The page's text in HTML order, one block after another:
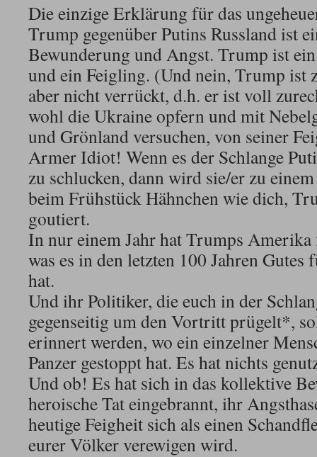
Die einzige Erklärung für das
Trump gegenüber Putins Russland ist
Bewunderung und Angst. Trump ist
und ein Feigling. (Und nein, Trump ist
aber nicht verrückt, d.h. er ist voll
wohl die Ukraine opfern und mit
und Grönland versuchen, von seiner
Armer Idiot! Wenn es der Schlange
zu schlucken, dann wird sie/er zu
beim Frühstück Hähnchen wie dich,
goutiert.
In nur einem Jahr hat Trumps Amerika
was es in den letzten 100 Jahren Gutes
hat.
Und ihr Politiker, die euch in der
gegenseitig um den Vortritt prügelt*,
erinnert werden, wo ein einzelner
Panzer gestoppt hat. Es hat nichts
Und ob! Es hat sich in das kollektive
heroische Tat eingebrannt, ihr
heutige Feigheit sich als einen
eurer Völker verewigen wird.